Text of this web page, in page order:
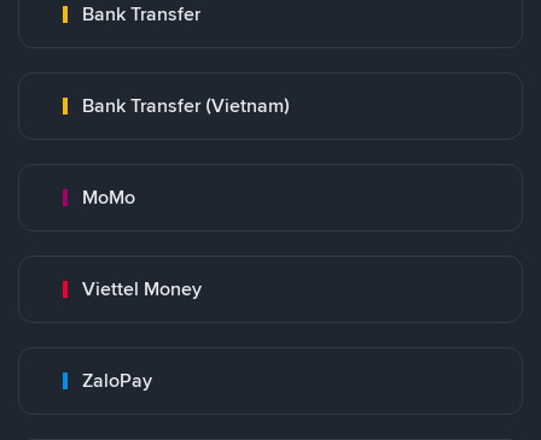
Bank Transfer
Bank Transfer (Vietnam)
MoMo
Viettel Money
ZaloPay